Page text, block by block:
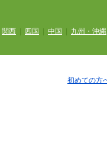
関西 四国 中国 九州・沖縄
初めての方